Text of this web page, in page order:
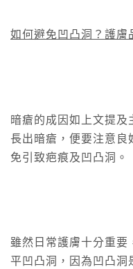
如何避免凹凸洞？護膚
暗瘡的成因如上文提
長出暗瘡，便要注意良
免引致疤痕及凹凸洞。
雖然日常護膚十分重要
平凹凸洞，因為凹凸洞